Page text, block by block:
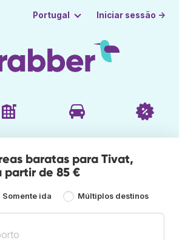
Portugal Iniciar sessão →
baratas para Tivat,
partir de 85 €
Somente ida Múltiplos destinos